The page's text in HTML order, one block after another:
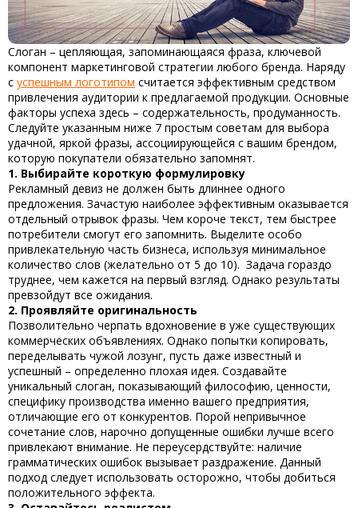
Слоган – цепляющая, запоминающаяся фраза, ключевой
компонент маркетинговой стратегии любого бренда. Наряду
с успешным логотипом считается эффективным средством
привлечения аудитории к предлагаемой продукции. Основные
факторы успеха здесь – содержательность, продуманность.
Следуйте указанным ниже 7 простым советам для выбора
удачной, яркой фразы, ассоциирующейся с вашим брендом,
которую покупатели обязательно запомнят.
1. Выбирайте короткую формулировку
Рекламный девиз не должен быть длиннее одного
предложения. Зачастую наиболее эффективным оказывается
отдельный отрывок фразы. Чем короче текст, тем быстрее
потребители смогут его запомнить. Выделите особо
привлекательную часть бизнеса, используя минимальное
количество слов (желательно от 5 до 10). Задача гораздо
труднее, чем кажется на первый взгляд. Однако результаты
превзойдут все ожидания.
2. Проявляйте оригинальность
Позволительно черпать вдохновение в уже существующих
коммерческих объявлениях. Однако попытки копировать,
переделывать чужой лозунг, пусть даже известный и
успешный – определенно плохая идея. Создавайте
уникальный слоган, показывающий философию, ценности,
специфику производства именно вашего предприятия,
отличающие его от конкурентов. Порой непривычное
сочетание слов, нарочно допущенные ошибки лучше всего
привлекают внимание. Не переусердствуйте: наличие
грамматических ошибок вызывает раздражение. Данный
подход следует использовать осторожно, чтобы добиться
положительного эффекта.